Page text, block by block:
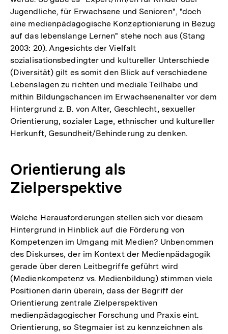
Jugendliche, für Erwachsene und Senioren", "doch
eine medienpädagogische Konzeptionierung in Bezug
auf das lebenslange Lernen" stehe noch aus (Stang
2003: 20). Angesichts der Vielfalt
sozialisationsbedingter und kultureller Unterschiede
(Diversität) gilt es somit den Blick auf verschiedene
Lebenslagen zu richten und mediale Teilhabe und
mithin Bildungschancen im Erwachsenenalter vor dem
Hintergrund z. B. von Alter, Geschlecht, sexueller
Orientierung, sozialer Lage, ethnischer und kultureller
Herkunft, Gesundheit/Behinderung zu denken.
Orientierung als
Zielperspektive
Welche Herausforderungen stellen sich vor diesem
Hintergrund in Hinblick auf die Förderung von
Kompetenzen im Umgang mit Medien? Unbenommen
des Diskurses, der im Kontext der Medienpädagogik
gerade über deren Leitbegriffe geführt wird
(Medienkompetenz vs. Medienbildung) stimmen viele
Positionen darin überein, dass der Begriff der
Orientierung zentrale Zielperspektiven
medienpädagogischer Forschung und Praxis eint.
Orientierung, so Stegmaier ist zu kennzeichnen als